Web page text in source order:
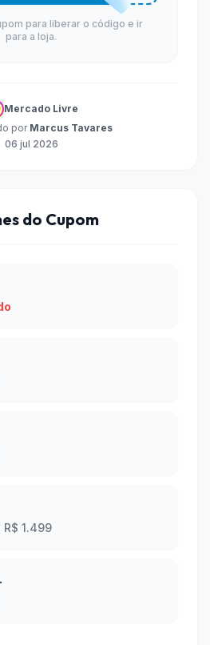
para liberar o código e ir
para a loja.
Mercado Livre
por Marcus Tavares
06 jul 2026
do Cupom
1.499